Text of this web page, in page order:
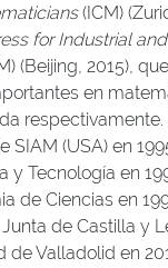
(ICM)
for Industrial
(Beijing, 2015),
en
respectivamente.
SIAM (USA) en
y Tecnología en
de Ciencias en
de Castilla y
de Valladolid en